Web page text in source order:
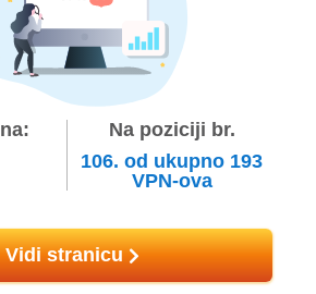
Na poziciji br.
106. od ukupno 193
VPN-ova
Vidi stranicu